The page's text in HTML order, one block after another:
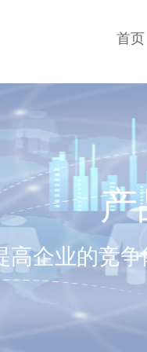
首页
高企业的竞
产